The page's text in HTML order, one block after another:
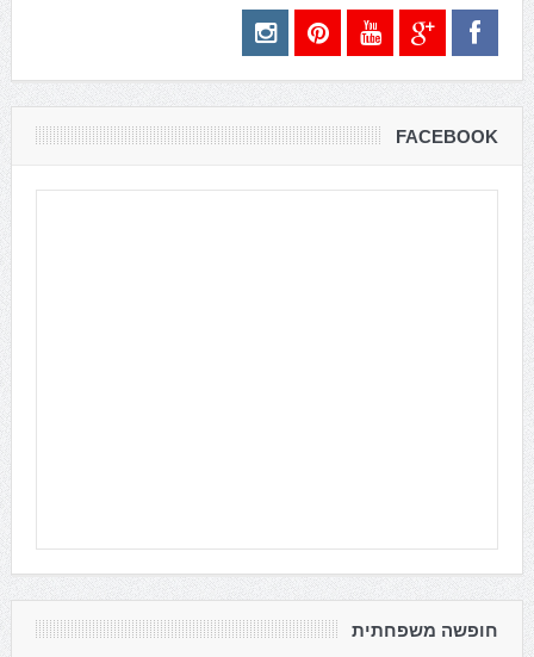
FACEBOOK
חופשה משפחתית